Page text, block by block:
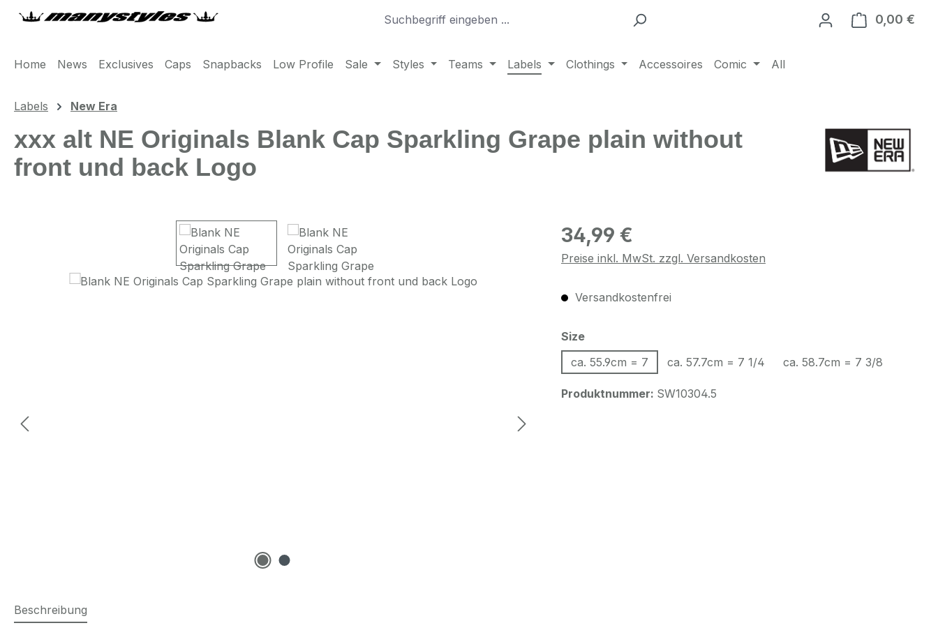
Hauptinhalt springen
Zur Suche springen
Zur Hauptnavigation springen 0,00 €
Home News Exclusives Caps Snapbacks Low Profile Sale Styles Teams Labels Clothings Accessoires Comic All
Labels New Era
xxx alt NE Originals Blank Cap Sparkling Grape plain without
front und back Logo
Regulärer Preis:
34,99 €
Preise inkl. MwSt. zzgl. Versandkosten
Versandkostenfrei
Sizeauswählen
ca. 55.9cm = 7
ca. 57.7cm = 7 1/4 ca. 58.7cm = 7 3/8
Produktnummer: SW10304.5
Beschreibung